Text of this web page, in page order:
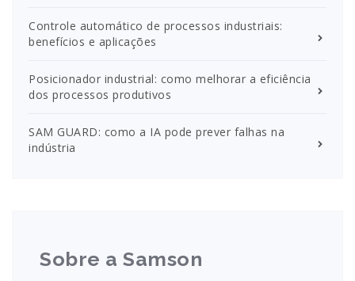
Controle automático de processos industriais:
benefícios e aplicações
Posicionador industrial: como melhorar a eficiência
dos processos produtivos
SAM GUARD: como a IA pode prever falhas na
indústria
Sobre a Samson